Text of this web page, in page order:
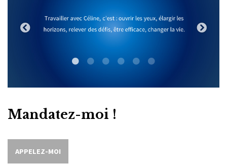
Mandatez-moi !
APPELEZ-MOI